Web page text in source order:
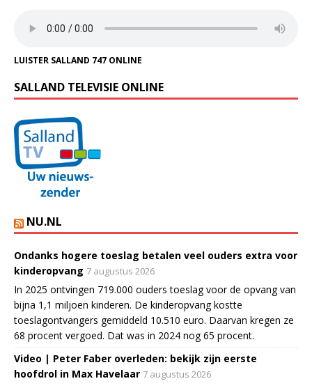
LUISTER SALLAND 747 ONLINE
SALLAND TELEVISIE ONLINE
NU.NL
Ondanks hogere toeslag betalen veel ouders extra voor
kinderopvang 7 augustus 2026
In 2025 ontvingen 719.000 ouders toeslag voor de opvang van
bijna 1,1 miljoen kinderen. De kinderopvang kostte
toeslagontvangers gemiddeld 10.510 euro. Daarvan kregen ze
68 procent vergoed. Dat was in 2024 nog 65 procent.
Video | Peter Faber overleden: bekijk zijn eerste
hoofdrol in Max Havelaar 7 augustus 2026